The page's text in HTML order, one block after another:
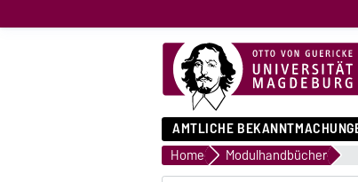
AMTLICHE
Home Modulhandbücher